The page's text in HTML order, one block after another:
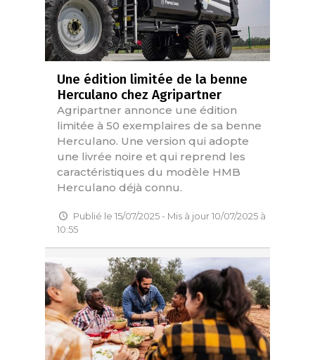
Une édition limitée de la benne
Herculano chez Agripartner
Agripartner annonce une édition
limitée à 50 exemplaires de sa benne
Herculano. Une version qui adopte
une livrée noire et qui reprend les
caractéristiques du modèle HMB
Herculano déjà connu.
Publié le 15/07/2025 - Mis à jour 10/07/2025 à
10:55